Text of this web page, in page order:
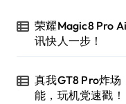
荣耀Magic8 Pro
讯快人一步！
真我GT8 Pro炸场
能，玩机党速戳！